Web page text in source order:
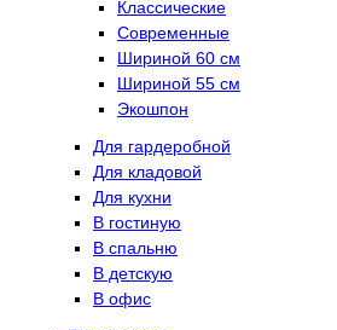
Классические
Современные
Шириной 60 см
Шириной 55 см
Экошпон
Для гардеробной
Для кладовой
Для кухни
В гостиную
В спальню
В детскую
В офис